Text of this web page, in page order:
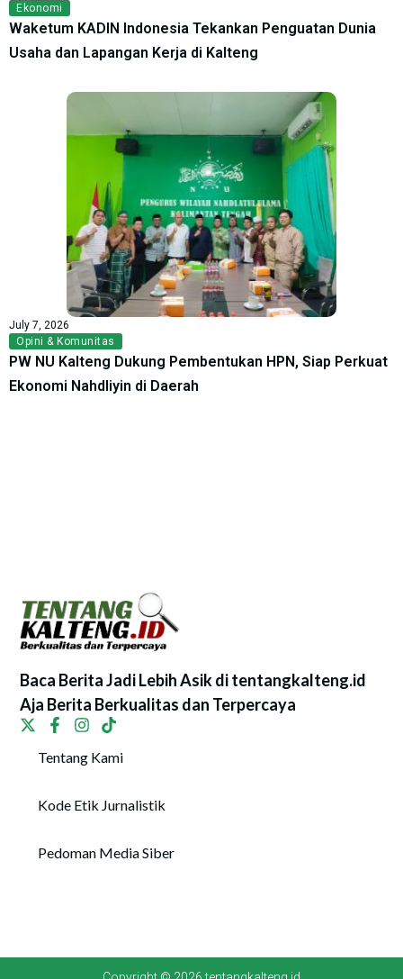
Ekonomi
Waketum KADIN Indonesia Tekankan Penguatan Dunia
Usaha dan Lapangan Kerja di Kalteng
July 7, 2026
Opini & Komunitas
PW NU Kalteng Dukung Pembentukan HPN, Siap Perkuat
Ekonomi Nahdliyin di Daerah
Baca Berita Jadi Lebih Asik di tentangkalteng.id
Aja Berita Berkualitas dan Terpercaya
Tentang Kami
Kode Etik Jurnalistik
Pedoman Media Siber